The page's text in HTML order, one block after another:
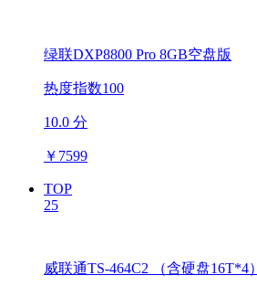
绿联DXP8800 Pro 8GB空盘版
热度指数100
10.0 分
￥ 7599
TOP
25
威联通TS-464C2 （含硬盘16T*4）